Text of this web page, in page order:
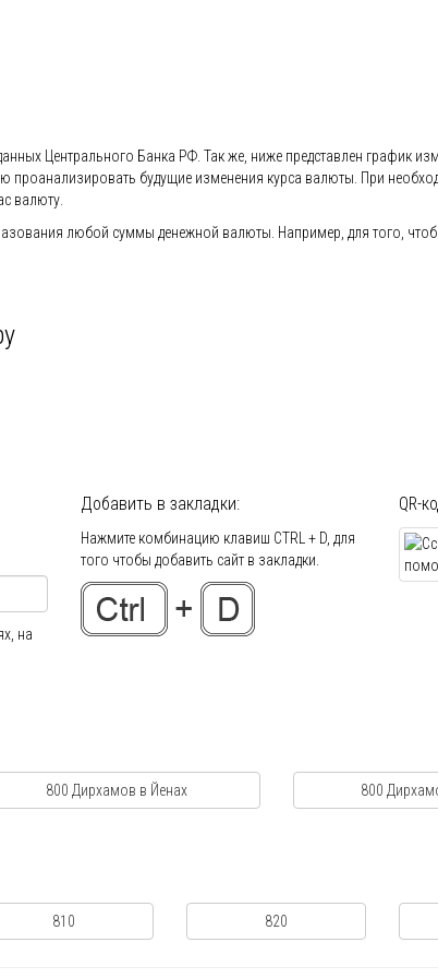
Центрального Банка РФ. Так же, ниже представлен график
проанализировать будущие изменения курса валюты. При
валюту.
любой суммы денежной валюты. Например, для того,
на
Добавить в закладки:
Нажмите комбинацию клавиш CTRL + D, для
того чтобы добавить сайт в закладки.
QR-
800 Дирхамов в Йенах 800
810 820